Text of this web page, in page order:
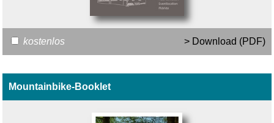
kostenlos > Download (PDF)
Mountainbike-Booklet